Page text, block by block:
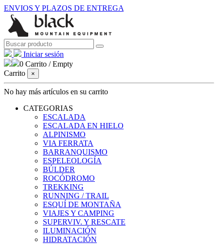
ENVIOS Y PLAZOS DE ENTREGA
Iniciar sesión
0 Carrito /Empty
Carrito
×
No hay más artículos en su carrito
CATEGORIAS
ESCALADA
ESCALADA EN HIELO
ALPINISMO
VIA FERRATA
BARRANQUISMO
ESPELEOLOGÍA
BÚLDER
ROCÓDROMO
TREKKING
RUNNING / TRAIL
ESQUÍ DE MONTAÑA
VIAJES Y CAMPING
SUPERVIV. Y RESCATE
ILUMINACIÓN
HIDRATACIÓN